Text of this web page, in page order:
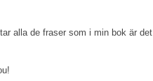
alla de fraser som i min bok är det